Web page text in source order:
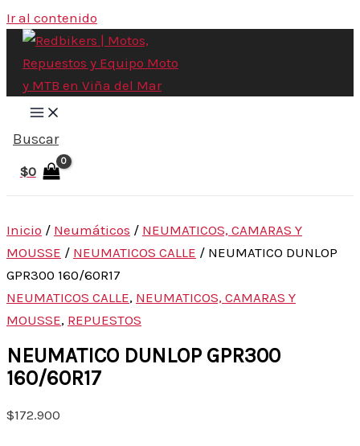
Ir al contenido
Buscar
$0
Inicio / Neumáticos / NEUMATICOS, CAMARAS Y
MOUSSE / NEUMATICOS CALLE / NEUMATICO DUNLOP
GPR300 160/60R17
NEUMATICOS CALLE, NEUMATICOS, CAMARAS Y
MOUSSE, REPUESTOS
NEUMATICO DUNLOP GPR300
160/60R17
$172.900